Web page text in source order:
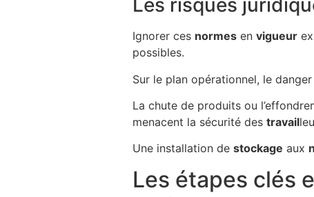
Les risques
Ignorer ces normes en vigueur
possibles.
Sur le plan opérationnel, le
La chute de produits ou
menacent la sécurité des travail
Une installation de stockage aux
Les étapes clés